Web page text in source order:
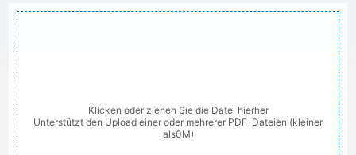
Klicken oder ziehen Sie die Datei hierher
Unterstützt den Upload einer oder mehrerer PDF-Dateien (kleiner
als0M)